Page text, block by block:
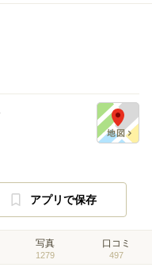
アプリで保存
写真
1279
口コミ
497